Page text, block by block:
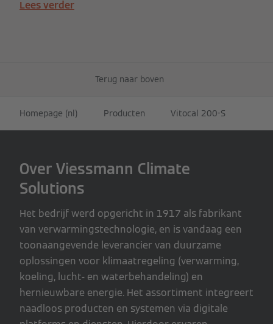
Lees verder
Terug naar boven
Homepage (nl) Producten Vitocal 200-S
Over Viessmann Climate
Solutions
Het bedrijf werd opgericht in 1917 als fabrikant
van verwarmingstechnologie, en is vandaag een
toonaangevende leverancier van duurzame
oplossingen voor klimaatregeling (verwarming,
koeling, lucht- en waterbehandeling) en
hernieuwbare energie. Het assortiment integreert
naadloos producten en systemen via digitale